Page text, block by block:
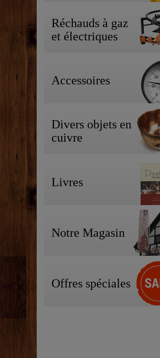
Réchauds à gaz
et électriques
Accessoires
Divers objets en
cuivre
Livres
Notre Magasin
Offres spéciales